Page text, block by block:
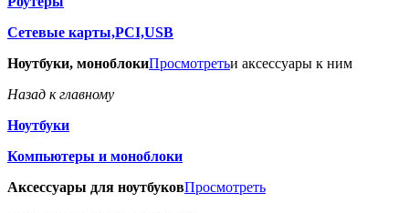
Сетевые карты,PCI,USB
Ноутбуки, моноблокиПросмотретьи аксессуары к ним
Назад к главному
Ноутбуки
Компьютеры и моноблоки
Аксессуары для ноутбуковПросмотреть